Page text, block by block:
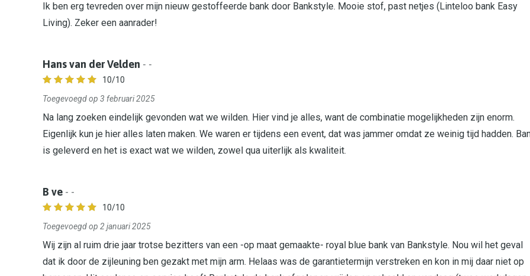
Ik ben erg tevreden over mijn nieuw gestoffeerde bank door Bankstyle. Mooie stof, past netjes (Linteloo bank Easy
Living). Zeker een aanrader!
Hans van der Velden - -
10/10
Toegevoegd op 3 februari 2025
Na lang zoeken eindelijk gevonden wat we wilden. Hier vind je alles, want de combinatie mogelijkheden zijn enorm.
Eigenlijk kun je hier alles laten maken. We waren er tijdens een event, dat was jammer omdat ze weinig tijd hadden.
is geleverd en het is exact wat we wilden, zowel qua uiterlijk als kwaliteit.
B ve - -
10/10
Toegevoegd op 2 januari 2025
Wij zijn al ruim drie jaar trotse bezitters van een -op maat gemaakte- royal blue bank van Bankstyle. Nou wil het geval
dat ik door de zijleuning ben gezakt met mijn arm. Helaas was de garantietermijn verstreken en kon in mij daar niet op